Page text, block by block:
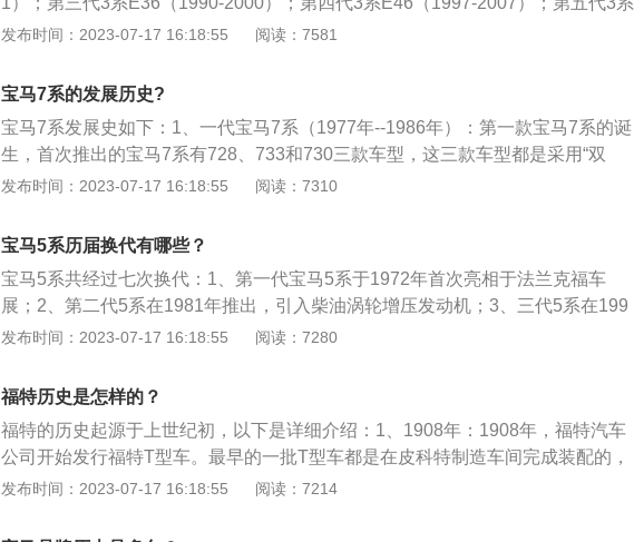
自达汽车，生产能力为24万辆，到2002年，马自达已累计生产汽车超过3500万
辆。
E90系列（2005-2013）；第六代3系F30（2012-2019）；第七代3系G20（2019
于BMW集团。拥有i、X、Z、纯数字4个车型，1、2、3等系列，以及在各系基础
上进行改进的M系列（宝马官方的高性能改装部门）。2、车标：宝马车标的B.M.
W.是巴伐利亚发动机制造厂的意思，标志的色彩和组合来自宝马所在地巴伐利亚
州的州徽。
发布时间：2023-07-17 16:18:55 阅读：7581
宝马7系的发展历史?
宝马7系发展史如下：1、一代宝马7系（1977年--1986年）：第一款宝马7系的诞
生，首次推出的宝马7系有728、733和730三款车型，这三款车型都是采用“双
肾”水箱护栅设计，其中728和730使用的是配备Solex四管化油器的发动机。2、
气格栅设计也有不少的变化，采用双口的格栅设计，看上去前脸的设计显得更协
调，外观上车身也有不少的改变，最明显的是车型变得更大更长，而且看上去更
加大气。3、第三代宝马7系（1994年--2001年）：第三代的宝马7系的问世，让
很多看到豪华车的轮廓，宽大修长的车身，饱满的车身线条设计，都非常的气派
时尚。4、第四代宝马7系（2002年--2008年）：宝马7系发展到第四代的时候，
款车也是大量的进口国内市场。并且在动力方面都有不错的改善，而顶级版的76
0Li搭载V12发动机。5、第五代宝马7系（2009年到2015年）：第五代的宝马，
至今的宝马7系也是从入门的730Li到M760LixDrive多款车型可供消费者选择，并
6、第六代宝马7系（2015年到至今）:作为宝马7系中期改款的车型，新车采用宝
发布时间：2023-07-17 16:18:55 阅读：7310
宝马5系历届换代有哪些？
宝马5系共经过七次换代：1、第一代宝马5系于1972年首次亮相于法兰克福车
展；2、第二代5系在1981年推出，引入柴油涡轮增压发动机；3、三代5系在199
4年开始引入国内；4、四代5系的四眼大灯被融为一体；5、五代5系首次搭载天
关于宝马轿车的相关信息如下：1、造型特点：宝马轿车车身造型具有鲜明的特
色，圆形灯具配以矩形水箱通风栅架形成与众不同的风格。2、动力上：所有的
宝马都是后轮驱动，采用后轮驱动形式可以做到前后各百分之50的载荷分配，在
高速过弯、直行性能等行驶方面会好过前轮驱动的汽车。
发布时间：2023-07-17 16:18:55 阅读：7280
福特历史是怎样的？
福特的历史起源于上世纪初，以下是详细介绍：1、1908年：1908年，福特汽车
公司开始发行福特T型车。最早的一批T型车都是在皮科特制造车间完成装配的，
后来公司将生产部分移动到空间更大的高地公园(HighlandPark)的车间来满足市
大规模生产技术。2、1913年：1913年底，全美国有50%的汽车都是福特公司生
发布时间：2023-07-17 16:18:55 阅读：7214